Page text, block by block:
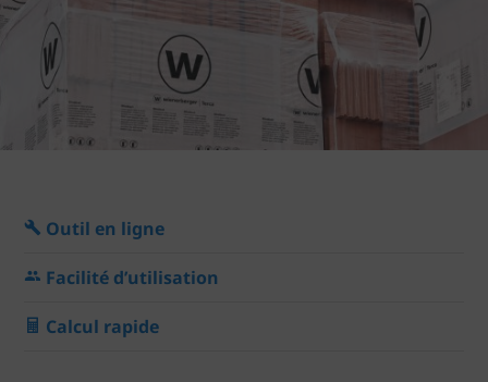
Outil en ligne
Facilité d’utilisation
Calcul rapide